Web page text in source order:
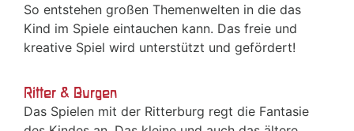
So entstehen großen Themenwelten in die das
Kind im Spiele eintauchen kann. Das freie und
kreative Spiel wird unterstützt und gefördert!
Ritter & Burgen
Das Spielen mit der Ritterburg regt die Fantasie